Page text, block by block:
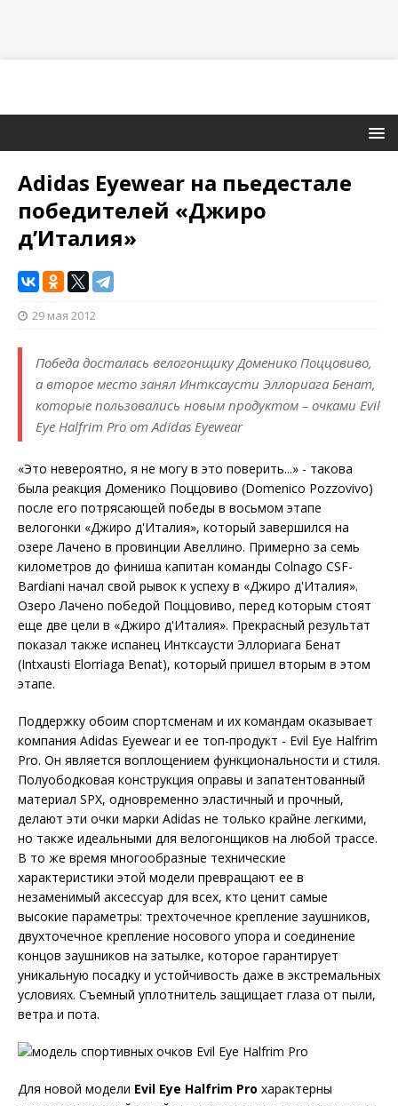
Adidas Eyewear на пьедестале
победителей «Джиро
д’Италия»
29 мая 2012
Победа досталась велогонщику Доменико Поццовиво,
а второе место занял Интксаусти Эллориага Бенат,
которые пользовались новым продуктом – очками Evil
Eye Halfrim Pro от Adidas Eyewear
«Это невероятно, я не могу в это поверить...» - такова
была реакция Доменико Поццовиво (Domenico Pozzovivo)
после его потрясающей победы в восьмом этапе
велогонки «Джиро д'Италия», который завершился на
озере Лачено в провинции Авеллино. Примерно за семь
километров до финиша капитан команды Colnago CSF-
Bardiani начал свой рывок к успеху в «Джиро д'Италия».
Озеро Лачено победой Поццовиво, перед которым стоят
еще две цели в «Джиро д'Италия». Прекрасный результат
показал также испанец Интксаусти Эллориага Бенат
(Intxausti Elorriaga Benat), который пришел вторым в этом
этапе.
Поддержку обоим спортсменам и их командам оказывает
компания Adidas Eyewear и ее топ-продукт - Evil Eye Halfrim
Pro. Он является воплощением функциональности и стиля.
Полуободковая конструкция оправы и запатентованный
материал SPX, одновременно эластичный и прочный,
делают эти очки марки Adidas не только крайне легкими,
но также идеальными для велогонщиков на любой трассе.
В то же время многообразные технические
характеристики этой модели превращают ее в
незаменимый аксессуар для всех, кто ценит самые
высокие параметры: трехточечное крепление заушников,
двухточечное крепление носового упора и соединение
концов заушников на затылке, которое гарантирует
уникальную посадку и устойчивость даже в экстремальных
условиях. Съемный уплотнитель защищает глаза от пыли,
ветра и пота.
Для новой модели Evil Eye Halfrim Pro характерны